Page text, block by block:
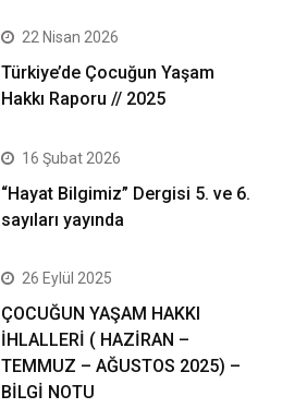
22 Nisan 2026
Türkiye’de Çocuğun Yaşam
Hakkı Raporu // 2025
16 Şubat 2026
“Hayat Bilgimiz” Dergisi 5. ve 6.
sayıları yayında
26 Eylül 2025
ÇOCUĞUN YAŞAM HAKKI
İHLALLERİ ( HAZİRAN –
TEMMUZ – AĞUSTOS 2025) –
BİLGİ NOTU